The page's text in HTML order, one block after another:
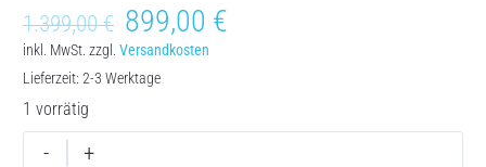
1.399,00€ 899,00 €
inkl. MwSt. zzgl. Versandkosten
Lieferzeit: 2-3 Werktage
1 vorrätig
- +